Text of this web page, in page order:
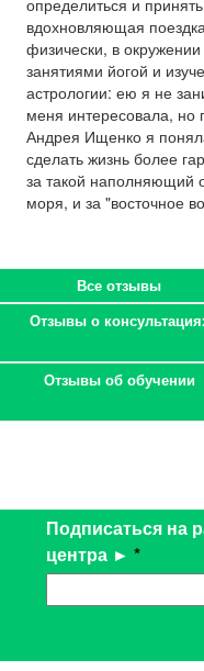
определиться и
вдохновляющая
физически, в
занятиями йогой и
астрологии: ею я не
меня интересовала, но
Андрея Ищенко я
сделать жизнь более
за такой наполняющий
моря, и за "восточное
Все отзывы
Отзывы о
Отзывы об обучении
Подписаться на
центра ► *